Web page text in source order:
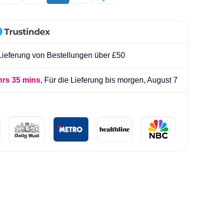
von Bestellungen über £50
35 mins, Für die Lieferung bis morgen, August 7